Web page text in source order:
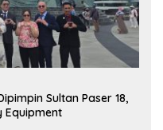
Sultan Paser 18,
Equipment